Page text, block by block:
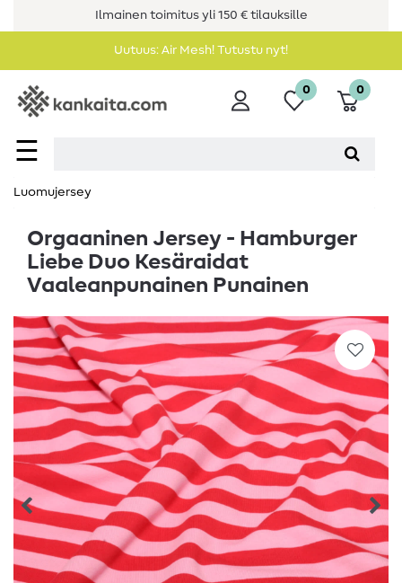
Ilmainen toimitus yli 150 € tilauksille
Uutuus: Air Mesh! Tutustu nyt!
☰
0 0
Luomujersey
Orgaaninen Jersey - Hamburger
Liebe Duo Kesäraidat
Vaaleanpunainen Punainen